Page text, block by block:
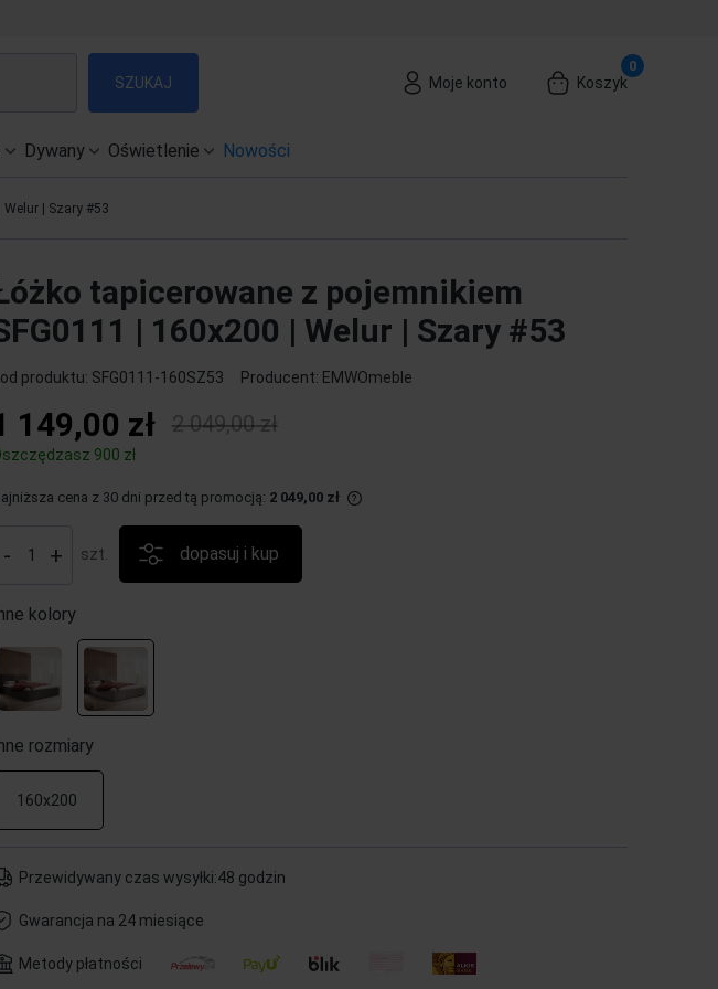
SZUKAJ Moje konto Koszyk
Dywany Oświetlenie Nowości
| Szary #53
tapicerowane z pojemnikiem
| 160x200 | Welur | Szary #53
produktu: SFG0111-160SZ53 Producent: EMWOmeble
149,00 zł 2 049,00 zł
900 zł
cena z 30 dni przed tą promocją: 2 049,00 zł
Jeżeli produkt jest sprzedawany krócej niż
30 dni, wyświetlana jest najniższa cena od
sprzedaży.
+
- szt. dopasuj i kup
kolory
rozmiary
160x200
Przewidywany czas wysyłki:48 godzin
Gwarancja na 24 miesiące
Metody płatności